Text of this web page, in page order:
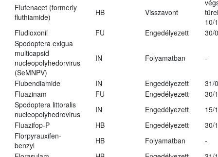
Flufenacet (formerly
fluthiamide)
HB Visszavont
10/
Fludioxonil
FU Engedélyezett
30/
Spodoptera exigua
multicapsid
nucleopolyhedorvirus
(SeMNPV)
IN Folyamatban -
Flubendiamide IN Engedélyezett
31/
Fluazinam
FU Engedélyezett
30/
Spodoptera littoralis
nucleopolyhedrovirus
IN Engedélyezett
15/
Fluazifop-P
HB Engedélyezett
30/
Florpyrauxifen-
benzyl
HB Folyamatban
-